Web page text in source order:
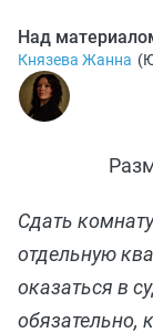
Над
Князева Жанна (
Сдать
отдельную
оказаться в
обязательно,